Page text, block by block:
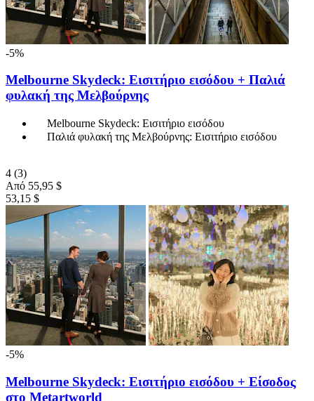
-5%
Melbourne Skydeck: Εισιτήριο εισόδου + Παλιά
φυλακή της Μελβούρνης
Melbourne Skydeck: Εισιτήριο εισόδου
Παλιά φυλακή της Μελβούρνης: Εισιτήριο εισόδου
4 (3)
Από 55,95 $
53,15 $
-5%
Melbourne Skydeck: Εισιτήριο εισόδου + Είσοδος
στο Metartworld